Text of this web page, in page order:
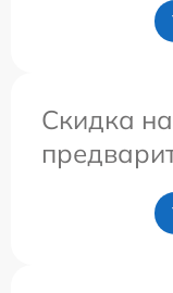
Скидка